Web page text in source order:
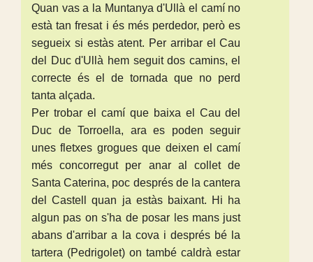
Quan vas a la Muntanya d'Ullà el camí no
està tan fresat i és més perdedor, però es
segueix si estàs atent. Per arribar el Cau
del Duc d'Ullà hem seguit dos camins, el
correcte és el de tornada que no perd
tanta alçada.
Per trobar el camí que baixa el Cau del
Duc de Torroella, ara es poden seguir
unes fletxes grogues que deixen el camí
més concorregut per anar al collet de
Santa Caterina, poc després de la cantera
del Castell quan ja estàs baixant. Hi ha
algun pas on s'ha de posar les mans just
abans d'arribar a la cova i després bé la
tartera (Pedrigolet) on també caldrà estar